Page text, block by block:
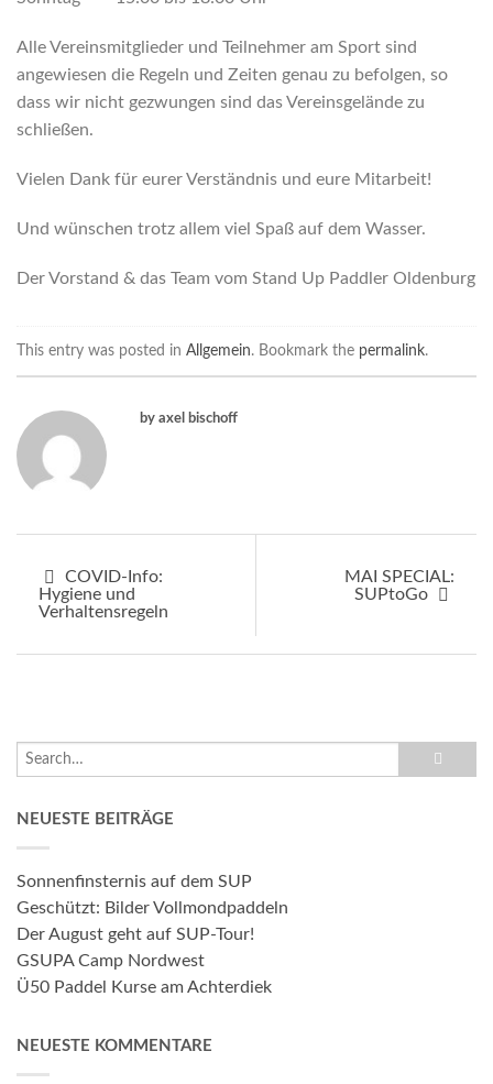
Alle Vereinsmitglieder und Teilnehmer am Sport sind
angewiesen die Regeln und Zeiten genau zu befolgen, so
dass wir nicht gezwungen sind das Vereinsgelände zu
schließen.
Vielen Dank für eurer Verständnis und eure Mitarbeit!
Und wünschen trotz allem viel Spaß auf dem Wasser.
Der Vorstand & das Team vom Stand Up Paddler Oldenburg
This entry was posted in Allgemein. Bookmark the permalink.
by axel bischoff
COVID-Info:
Hygiene und
Verhaltensregeln
MAI SPECIAL:
SUPtoGo
NEUESTE BEITRÄGE
Sonnenfinsternis auf dem SUP
Geschützt: Bilder Vollmondpaddeln
Der August geht auf SUP-Tour!
GSUPA Camp Nordwest
Ü50 Paddel Kurse am Achterdiek
NEUESTE KOMMENTARE